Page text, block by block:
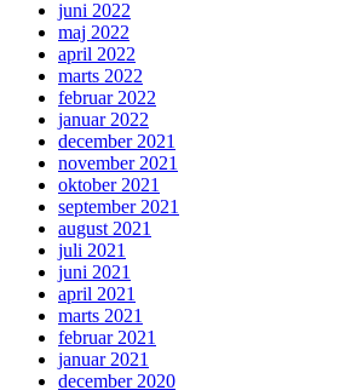
juni 2022
maj 2022
april 2022
marts 2022
februar 2022
januar 2022
december 2021
november 2021
oktober 2021
september 2021
august 2021
juli 2021
juni 2021
april 2021
marts 2021
februar 2021
januar 2021
december 2020